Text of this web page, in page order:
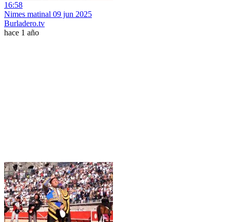
16:58
Nimes matinal 09 jun 2025
Burladero.tv
hace 1 año